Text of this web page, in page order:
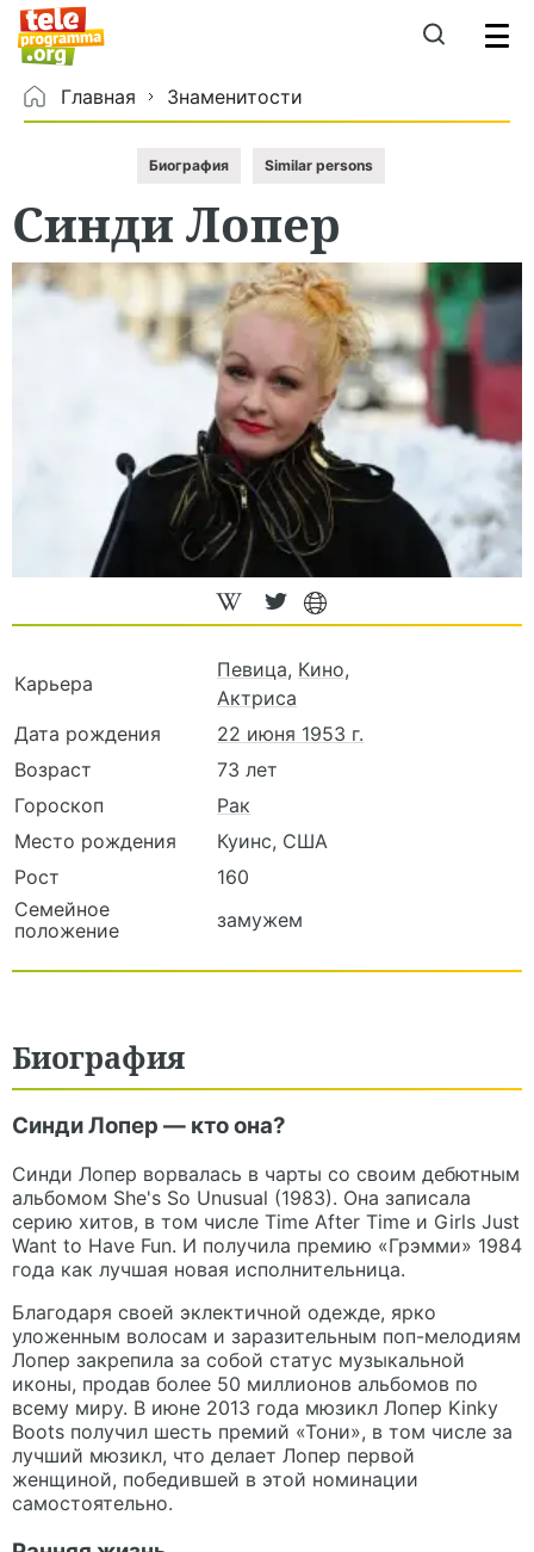
Главная Знаменитости
Биография Similar persons
СиндиЛопер
Карьера
Певица, Кино,
Актриса
Дата рождения
22 июня 1953 г.
Возраст
73 лет
Гороскоп
Рак
Место рождения
Куинс, США
Рост
160
Семейное
положение
замужем
Биография
Синди Лопер — кто она?
Синди Лопер ворвалась в чарты со своим дебютным
альбомом She's So Unusual (1983). Она записала
серию хитов, в том числе Time After Time и Girls Just
Want to Have Fun. И получила премию «Грэмми» 1984
года как лучшая новая исполнительница.
Благодаря своей эклектичной одежде, ярко
уложенным волосам и заразительным поп-мелодиям
Лопер закрепила за собой статус музыкальной
иконы, продав более 50 миллионов альбомов по
всему миру. В июне 2013 года мюзикл Лопер Kinky
Boots получил шесть премий «Тони», в том числе за
лучший мюзикл, что делает Лопер первой
женщиной, победившей в этой номинации
самостоятельно.